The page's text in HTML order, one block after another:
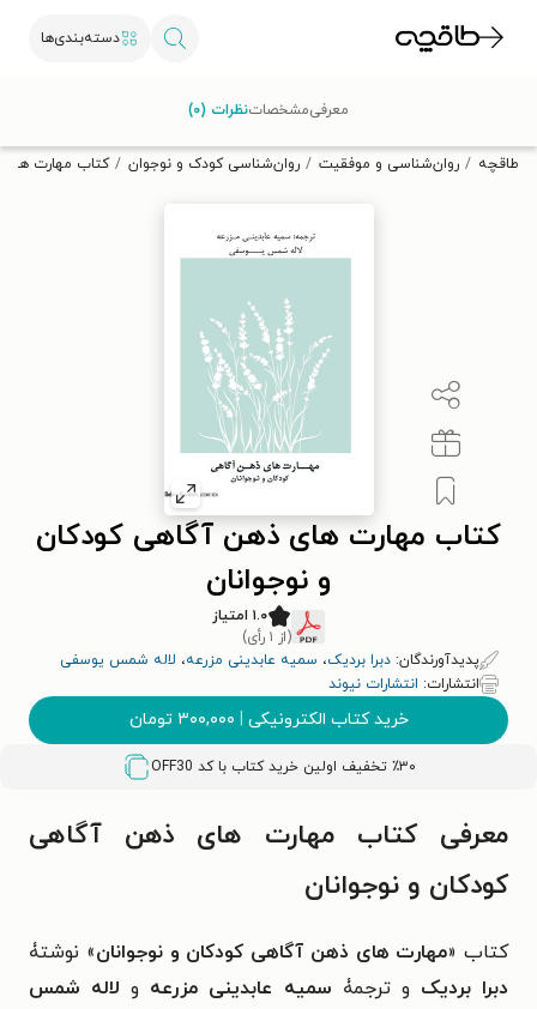
دسته‌بندی‌ها
تخفیف از طاقچه دریافت کن.
طاقچه روان‌شناسی و موفقیت روان‌شناسی کودک و نوجوان کتاب مهارت های
کتاب مهارت های ذهن آگاهی کودکان
و نوجوانان
۱.۰ امتیاز
(از ۱ رأی)
پدیدآورندگان: دبرا بردیک، سمیه عابدینی مزرعه، لاله شمس یوسفی
انتشارات: انتشارات نیوند
خرید کتاب الکترونیکی | ۳۰۰,۰۰۰ تومان
٪۳۰ تخفیف اولین خرید کتاب با کد OFF30
معرفیمشخصاتنظرات (۰)
معرفی کتاب مهارت های ذهن آگاهی
کودکان و نوجوانان
کتاب «مهارت های ذهن آگاهی کودکان و نوجوانان» نوشتۀ
دبرا بردیک و ترجمۀ سمیه عابدینی مزرعه و لاله شمس